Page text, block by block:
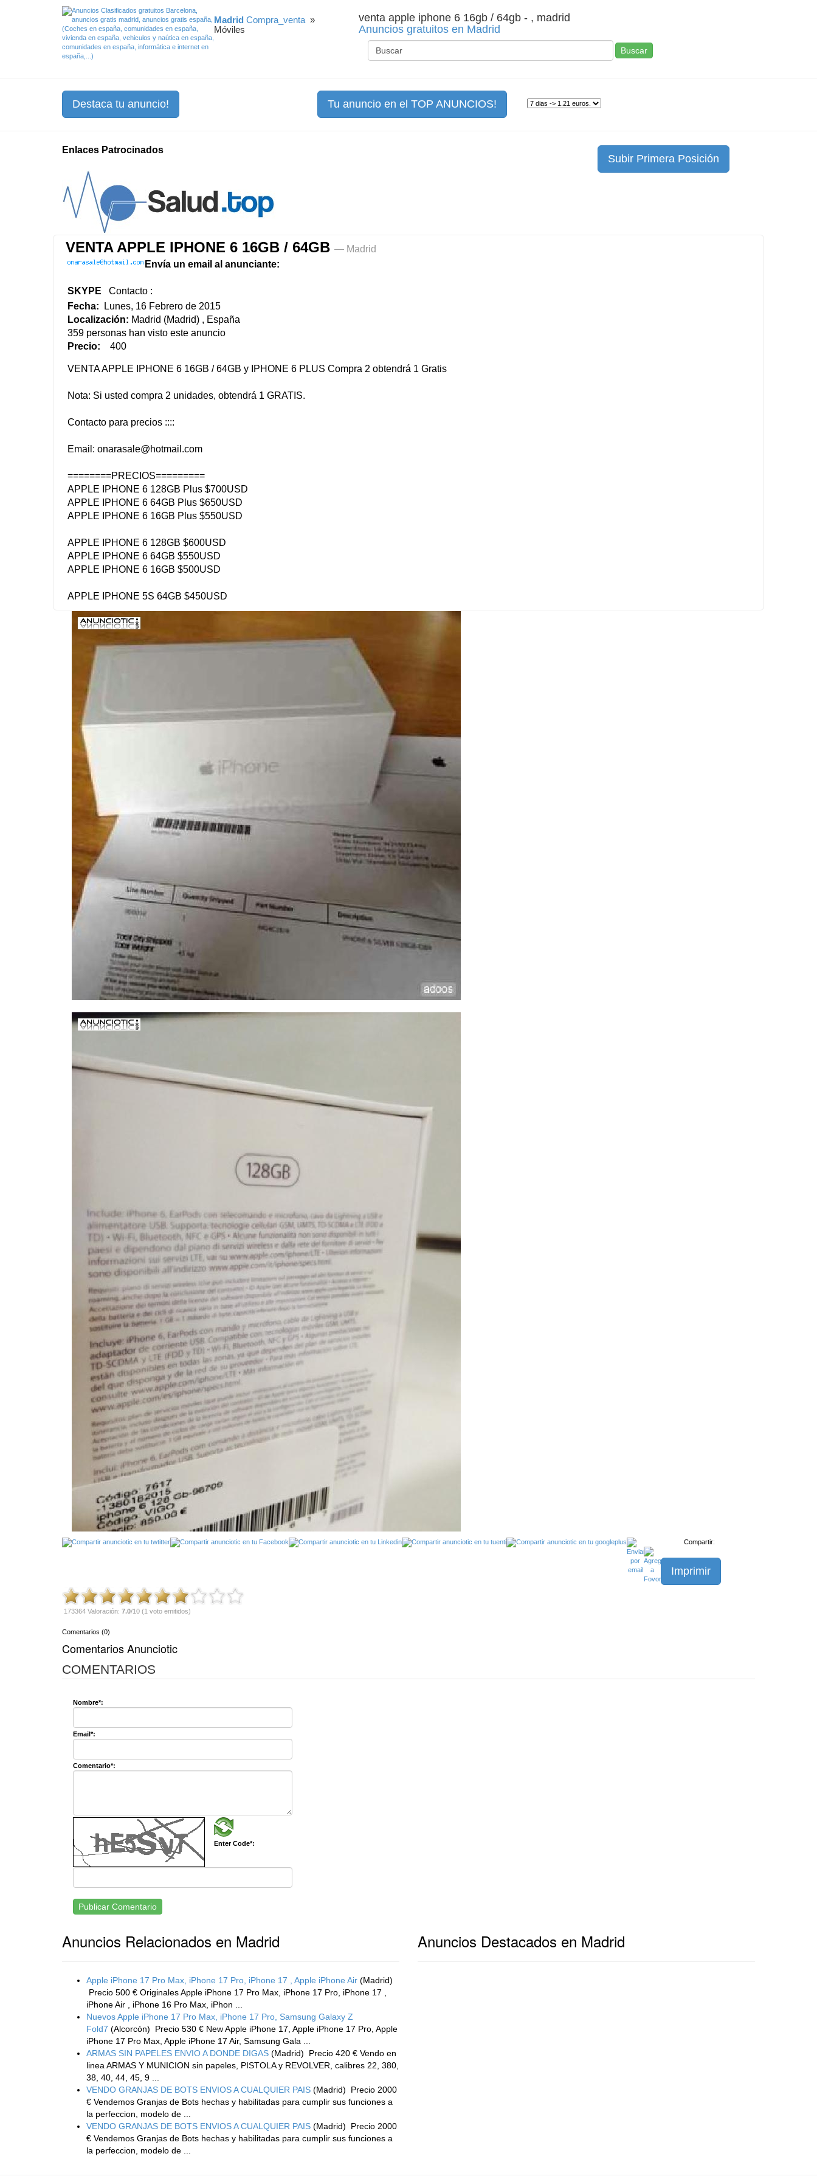
Madrid Compra_venta »
Móviles
venta apple iphone 6 16gb / 64gb - , madrid
Anuncios gratuitos en Madrid
Buscar
Destaca tu anuncio! Tu anuncio en el TOP ANUNCIOS!
Enlaces Patrocinados
Subir Primera Posición
VENTA APPLE IPHONE 6 16GB / 64GB — Madrid
Envía un email al anunciante:
SKYPE Contacto :
Fecha:
Lunes, 16 Febrero de 2015
Localización: Madrid (Madrid) , España
359 personas han visto este anuncio
Precio: 400
VENTA APPLE IPHONE 6 16GB / 64GB y IPHONE 6 PLUS Compra 2 obtendrá 1 Gratis
Nota: Si usted compra 2 unidades, obtendrá 1 GRATIS.
Contacto para precios ::::
Email: onarasale@hotmail.com
========PRECIOS=========
APPLE IPHONE 6 128GB Plus $700USD
APPLE IPHONE 6 64GB Plus $650USD
APPLE IPHONE 6 16GB Plus $550USD
APPLE IPHONE 6 128GB $600USD
APPLE IPHONE 6 64GB $550USD
APPLE IPHONE 6 16GB $500USD
APPLE IPHONE 5S 64GB $450USD
Compartir:
Imprimir
173364 Valoración: 7.0/10 (1 voto emitidos)
Comentarios (0)
Comentarios Anunciotic
COMENTARIOS
Nombre*:
Email*:
Comentario*:
Enter Code*:
Publicar Comentario
Anuncios Relacionados en Madrid
Apple iPhone 17 Pro Max, iPhone 17 Pro, iPhone 17 , Apple iPhone Air (Madrid)
Precio 500 € Originales Apple iPhone 17 Pro Max, iPhone 17 Pro, iPhone 17 ,
iPhone Air , iPhone 16 Pro Max, iPhon ...
Nuevos Apple iPhone 17 Pro Max, iPhone 17 Pro, Samsung Galaxy Z
Fold7 (Alcorcón)
Precio 530 € New Apple iPhone 17, Apple iPhone 17 Pro, Apple
iPhone 17 Pro Max, Apple iPhone 17 Air, Samsung Gala ...
ARMAS SIN PAPELES ENVIO A DONDE DIGAS (Madrid)
Precio 420 € Vendo en
linea ARMAS Y MUNICION sin papeles, PISTOLA y REVOLVER, calibres 22, 380,
38, 40, 44, 45, 9 ...
VENDO GRANJAS DE BOTS ENVIOS A CUALQUIER PAIS (Madrid)
Precio 2000
€ Vendemos Granjas de Bots hechas y habilitadas para cumplir sus funciones a
la perfeccion, modelo de ...
VENDO GRANJAS DE BOTS ENVIOS A CUALQUIER PAIS (Madrid)
Precio 2000
€ Vendemos Granjas de Bots hechas y habilitadas para cumplir sus funciones a
la perfeccion, modelo de ...
Anuncios Destacados en Madrid